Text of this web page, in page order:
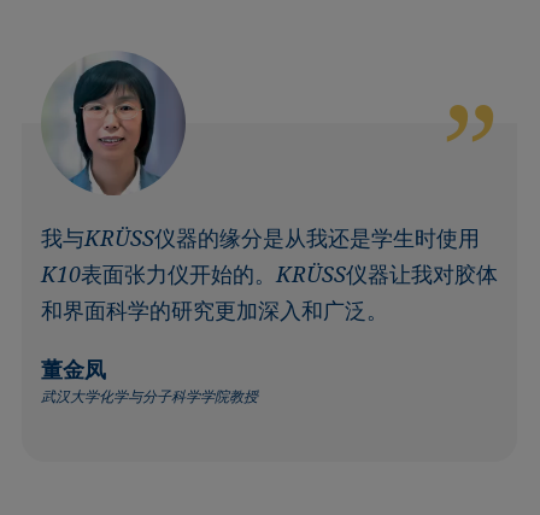
我与KRÜSS仪器的缘分是从我还是学生时使用
K10表面张力仪开始的。KRÜSS仪器让我对胶体
和界面科学的研究更加深入和广泛。
董金凤
武汉大学化学与分子科学学院教授